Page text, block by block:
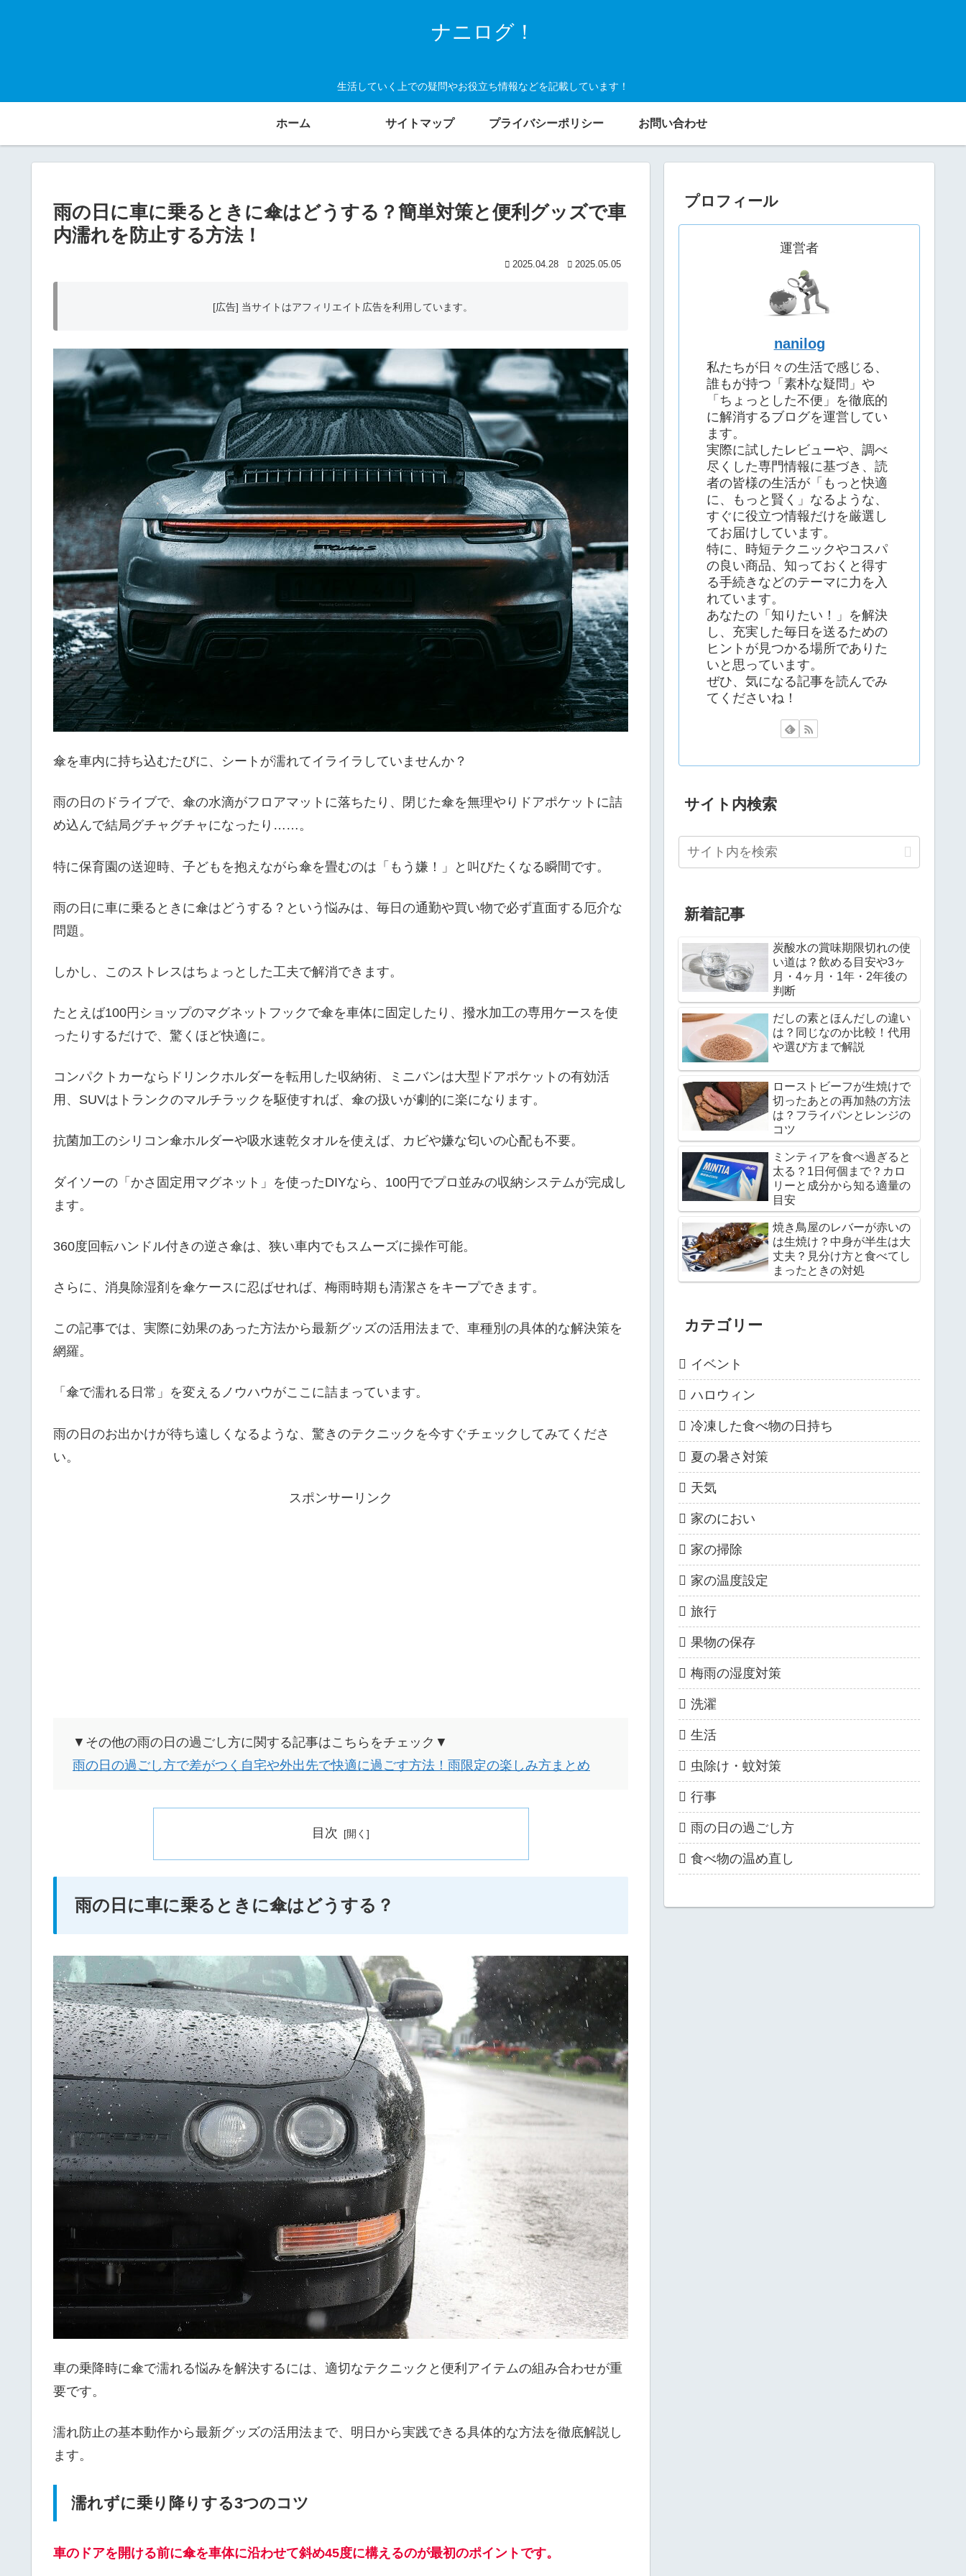
ナニログ！
生活していく上での疑問やお役立ち情報などを記載しています！
ホーム サイトマップ プライバシーポリシー お問い合わせ
雨の日に車に乗るときに傘はどうする？簡単対策と便利グッズで車
内濡れを防止する方法！
2025.04.28 2025.05.05
[広告] 当サイトはアフィリエイト広告を利用しています。
傘を車内に持ち込むたびに、シートが濡れてイライラしていませんか？
雨の日のドライブで、傘の水滴がフロアマットに落ちたり、閉じた傘を無理やりドアポケットに詰
め込んで結局グチャグチャになったり……。
特に保育園の送迎時、子どもを抱えながら傘を畳むのは「もう嫌！」と叫びたくなる瞬間です。
雨の日に車に乗るときに傘はどうする？という悩みは、毎日の通勤や買い物で必ず直面する厄介な
問題。
しかし、このストレスはちょっとした工夫で解消できます。
たとえば100円ショップのマグネットフックで傘を車体に固定したり、撥水加工の専用ケースを使
ったりするだけで、驚くほど快適に。
コンパクトカーならドリンクホルダーを転用した収納術、ミニバンは大型ドアポケットの有効活
用、SUVはトランクのマルチラックを駆使すれば、傘の扱いが劇的に楽になります。
抗菌加工のシリコン傘ホルダーや吸水速乾タオルを使えば、カビや嫌な匂いの心配も不要。
ダイソーの「かさ固定用マグネット」を使ったDIYなら、100円でプロ並みの収納システムが完成し
ます。
360度回転ハンドル付きの逆さ傘は、狭い車内でもスムーズに操作可能。
さらに、消臭除湿剤を傘ケースに忍ばせれば、梅雨時期も清潔さをキープできます。
この記事では、実際に効果のあった方法から最新グッズの活用法まで、車種別の具体的な解決策を
網羅。
「傘で濡れる日常」を変えるノウハウがここに詰まっています。
雨の日のお出かけが待ち遠しくなるような、驚きのテクニックを今すぐチェックしてみてくださ
い。
スポンサーリンク
▼その他の雨の日の過ごし方に関する記事はこちらをチェック▼
雨の日の過ごし方で差がつく自宅や外出先で快適に過ごす方法！雨限定の楽しみ方まとめ
目次
雨の日に車に乗るときに傘はどうする？
車の乗降時に傘で濡れる悩みを解決するには、適切なテクニックと便利アイテムの組み合わせが重
要です。
濡れ防止の基本動作から最新グッズの活用法まで、明日から実践できる具体的な方法を徹底解説し
ます。
濡れずに乗り降りする3つのコツ
車のドアを開ける前に傘を車体に沿わせて斜め45度に構えるのが最初のポイントです。
プロフィール
運営者
nanilog
私たちが日々の生活で感じる、
誰もが持つ「素朴な疑問」や
「ちょっとした不便」を徹底的
に解消するブログを運営してい
ます。
実際に試したレビューや、調べ
尽くした専門情報に基づき、読
者の皆様の生活が「もっと快適
に、もっと賢く」なるような、
すぐに役立つ情報だけを厳選し
てお届けしています。
特に、時短テクニックやコスパ
の良い商品、知っておくと得す
る手続きなどのテーマに力を入
れています。
あなたの「知りたい！」を解決
し、充実した毎日を送るための
ヒントが見つかる場所でありた
いと思っています。
ぜひ、気になる記事を読んでみ
てくださいね！
サイト内検索
新着記事
炭酸水の賞味期限切れの使
い道は？飲める目安や3ヶ
月・4ヶ月・1年・2年後の
判断
だしの素とほんだしの違い
は？同じなのか比較！代用
や選び方まで解説
ローストビーフが生焼けで
切ったあとの再加熱の方法
は？フライパンとレンジの
コツ
ミンティアを食べ過ぎると
太る？1日何個まで？カロ
リーと成分から知る適量の
目安
焼き鳥屋のレバーが赤いの
は生焼け？中身が半生は大
丈夫？見分け方と食べてし
まったときの対処
カテゴリー
イベント
ハロウィン
冷凍した食べ物の日持ち
夏の暑さ対策
天気
家のにおい
家の掃除
家の温度設定
旅行
果物の保存
梅雨の湿度対策
洗濯
生活
虫除け・蚊対策
行事
雨の日の過ごし方
食べ物の温め直し